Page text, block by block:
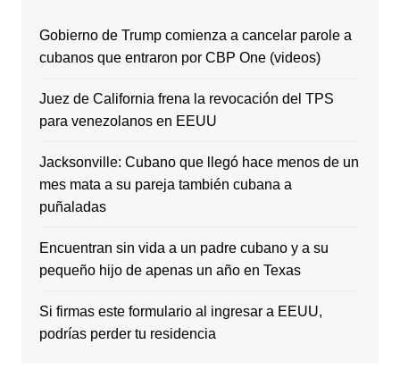
Gobierno de Trump comienza a cancelar parole a
cubanos que entraron por CBP One (videos)
Juez de California frena la revocación del TPS
para venezolanos en EEUU
Jacksonville: Cubano que llegó hace menos de un
mes mata a su pareja también cubana a
puñaladas
Encuentran sin vida a un padre cubano y a su
pequeño hijo de apenas un año en Texas
Si firmas este formulario al ingresar a EEUU,
podrías perder tu residencia